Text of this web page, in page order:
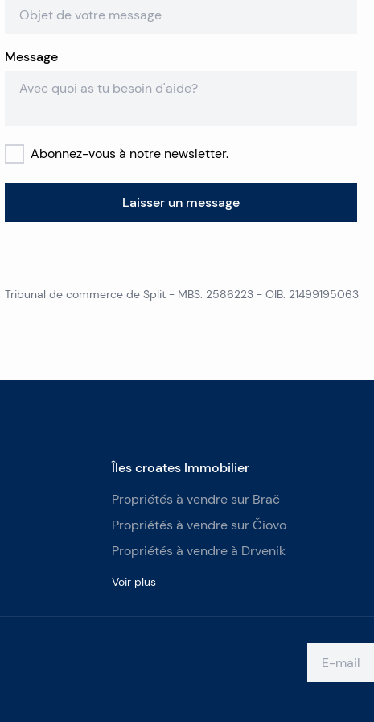
Message
Abonnez-vous à notre newsletter.
Laisser un message
−
Tribunal de commerce de Split - MBS: 2586223 - OIB: 21499195063
Îles croates Immobilier
Propriétés à vendre sur Brač
Propriétés à vendre sur Čiovo
Propriétés à vendre à Drvenik
Voir plus